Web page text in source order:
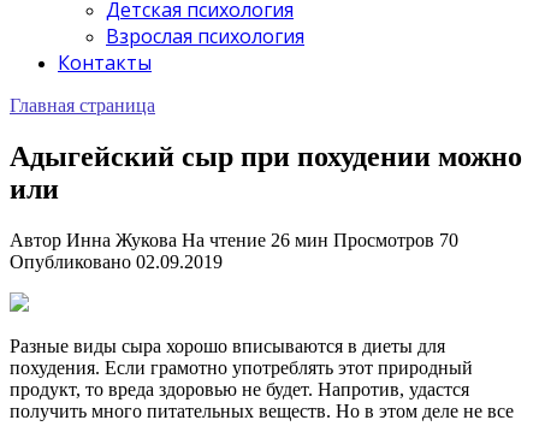
Детская психология
Взрослая психология
Контакты
Главная страница
Адыгейский сыр при похудении можно
или
Автор Инна Жукова На чтение 26 мин Просмотров 70
Опубликовано 02.09.2019
Разные виды сыра хорошо вписываются в диеты для
похудения. Если грамотно употреблять этот природный
продукт, то вреда здоровью не будет. Напротив, удастся
получить много питательных веществ. Но в этом деле не все